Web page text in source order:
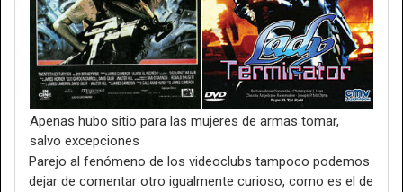
Apenas hubo sitio para las mujeres de armas tomar,
salvo excepciones
Parejo al fenómeno de los videoclubs tampoco podemos
dejar de comentar otro igualmente curioso, como es el de